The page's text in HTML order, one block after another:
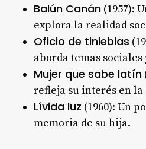
Balún Canán(1957):
explora la realidad
Oficio de tinieblas
aborda temas
Mujer que sabe latín
refleja su interés en
Lívida luz (1960): Un
memoria de su hija.